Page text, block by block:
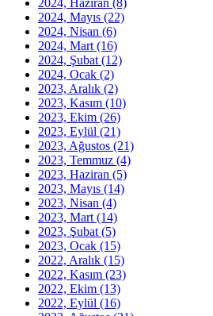
2024, Mayıs (22)
2024, Nisan (6)
2024, Mart (16)
2024, Şubat (12)
2024, Ocak (2)
2023, Aralık (2)
2023, Kasım (10)
2023, Ekim (26)
2023, Eylül (21)
2023, Ağustos (21)
2023, Temmuz (4)
2023, Haziran (5)
2023, Mayıs (14)
2023, Nisan (4)
2023, Mart (14)
2023, Şubat (5)
2023, Ocak (15)
2022, Aralık (15)
2022, Kasım (23)
2022, Ekim (13)
2022, Eylül (16)